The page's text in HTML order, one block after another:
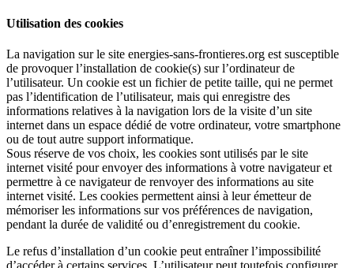
Utilisation des cookies
La navigation sur le site energies-sans-frontieres.org est susceptible
de provoquer l’installation de cookie(s) sur l’ordinateur de
l’utilisateur. Un cookie est un fichier de petite taille, qui ne permet
pas l’identification de l’utilisateur, mais qui enregistre des
informations relatives à la navigation lors de la visite d’un site
internet dans un espace dédié de votre ordinateur, votre smartphone
ou de tout autre support informatique.
Sous réserve de vos choix, les cookies sont utilisés par le site
internet visité pour envoyer des informations à votre navigateur et
permettre à ce navigateur de renvoyer des informations au site
internet visité. Les cookies permettent ainsi à leur émetteur de
mémoriser les informations sur vos préférences de navigation,
pendant la durée de validité ou d’enregistrement du cookie.
Le refus d’installation d’un cookie peut entraîner l’impossibilité